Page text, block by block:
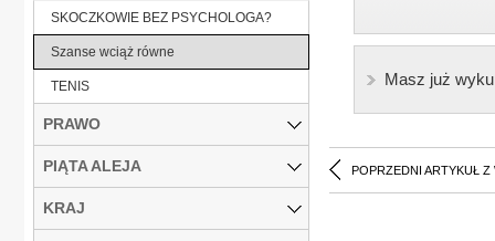
Masz już
POPRZEDNI ARTYKUŁ Z
SKOCZKOWIE BEZ PSYCHOLOGA?
Szanse wciąż równe
TENIS
PRAWO
PIĄTA ALEJA
KRAJ